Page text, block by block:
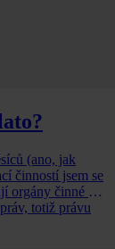
(ano, jak
činností jsem se
orgány činné v
totiž právu